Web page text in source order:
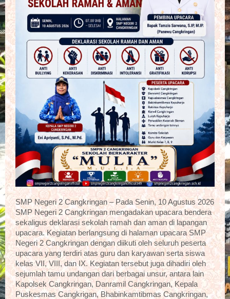
SMP Negeri 2 Cangkringan – Pada Senin, 10 Agustus 2026
SMP Negeri 2 Cangkringan mengadakan upacara bendera
sekaligus deklarasi sekolah ramah dan aman di lapangan
upacara. Kegiatan berlangsung di halaman upacara SMP
Negeri 2 Cangkringan dengan diikuti oleh seluruh peserta
upacara yang terdiri atas guru dan karyawan serta siswa
kelas VII, VIII, dan IX. Kegiatan tersebut juga dihadiri oleh
sejumlah tamu undangan dari berbagai unsur, antara lain
Kapolsek Cangkringan, Danramil Cangkringan, Kepala
Puskesmas Cangkrigan, Bhabinkamtibmas Cangkringan,